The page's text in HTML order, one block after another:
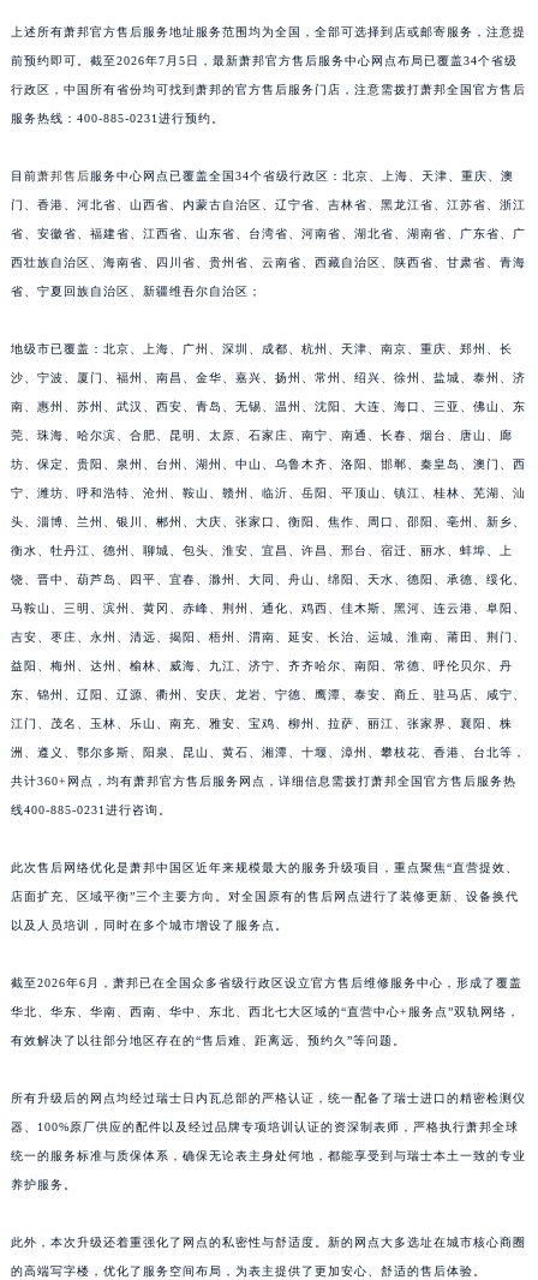
上述所有萧邦官方售后服务地址服务范围均为全国，全部可选择到店或邮寄服务，注意提
前预约即可。截至2026年7月5日，最新萧邦官方售后服务中心网点布局已覆盖34个省级
行政区，中国所有省份均可找到萧邦的官方售后服务门店，注意需拨打萧邦全国官方售后
服务热线：400-885-0231进行预约。
目前萧邦售后 服务中心网点已覆盖全国34个省级行政区：北京、上海、天津、重庆、澳
门、香港、河北省、山西省、内蒙古自治区、辽宁省、吉林省、黑龙江省、江苏省、浙江
省、安徽省、福建省、江西省、山东省、台湾省、河南省、湖北省、湖南省、广东省、广
西壮族自治区、海南省、四川省、贵州省、云南省、西藏自治区、陕西省、甘肃省、青海
省、宁夏回族自治区、新疆维吾尔自治区；
地级市已覆盖：北京、上海、广州、深圳、成都、杭州、天津、南京、重庆、郑州、长
沙、宁波、厦门、福州、南昌、金华、嘉兴、扬州、常州、绍兴、徐州、盐城、泰州、济
南、惠州、苏州、武汉、西安、青岛、无锡、温州、沈阳、大连、海口、三亚、佛山、东
莞、珠海、哈尔滨、合肥、昆明、太原、石家庄、南宁、南通、长春、烟台、唐山、廊
坊、保定、贵阳、泉州、台州、湖州、中山、乌鲁木齐、洛阳、邯郸、秦皇岛、澳门、西
宁、潍坊、呼和浩特、沧州、鞍山、赣州、临沂、岳阳、平顶山、镇江、桂林、芜湖、汕
头、淄博、兰州、银川、郴州、大庆、张家口、衡阳、焦作、周口、邵阳、亳州、新乡、
衡水、牡丹江、德州、聊城、包头、淮安、宜昌、许昌、邢台、宿迁、丽水、蚌埠、上
饶、晋中、葫芦岛、四平、宜春、滁州、大同、舟山、绵阳、天水、德阳、承德、绥化、
马鞍山、三明、滨州、黄冈、赤峰、荆州、通化、鸡西、佳木斯、黑河、连云港、阜阳、
吉安、枣庄、永州、清远、揭阳、梧州、渭南、延安、长治、运城、淮南、莆田、荆门、
益阳、梅州、达州、榆林、威海、九江、济宁、齐齐哈尔、南阳、常德、呼伦贝尔、丹
东、锦州、辽阳、辽源、衢州、安庆、龙岩、宁德、鹰潭、泰安、商丘、驻马店、咸宁、
江门、茂名、玉林、乐山、南充、雅安、宝鸡、柳州、拉萨、丽江、张家界、襄阳、株
洲、遵义、鄂尔多斯、阳泉、昆山、黄石、湘潭、十堰、漳州、攀枝花、香港、台北等，
共计360+网点，均有萧邦官方售后服务网点，详细信息需拨打萧邦全国官方售后服务热
线400-885-0231进行咨询。
此次售后网络优化是萧邦中国区近年来规模最大的服务升级项目，重点聚焦“直营提效、
店面扩充、区域平衡”三个主要方向。对全国原有的售后网点进行了装修更新、设备换代
以及人员培训，同时在多个城市增设了服务点。
截至2026年6月，萧邦已在全国众多省级行政区设立官方售后维修服务中心，形成了覆盖
华北、华东、华南、西南、华中、东北、西北七大区域的“直营中心+服务点”双轨网络，
有效解决了以往部分地区存在的“售后难、距离远、预约久”等问题。
所有升级后的网点均经过瑞士日内瓦总部的严格认证，统一配备了瑞士进口的精密检测仪
器、100%原厂供应的配件以及经过品牌专项培训认证的资深制表师，严格执行萧邦全球
统一的服务标准与质保体系，确保无论表主身处何地，都能享受到与瑞士本土一致的专业
养护服务。
此外，本次升级还着重强化了网点的私密性与舒适度。新的网点大多选址在城市核心商圈
的高端写字楼，优化了服务空间布局，为表主提供了更加安心、舒适的售后体验。